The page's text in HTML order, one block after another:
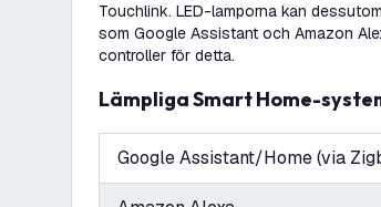
Touchlink. LED-lamporna kan
som Google Assistant och Amazon
controller för detta.
Lämpliga Smart Home-
Google Assistant/Home (via